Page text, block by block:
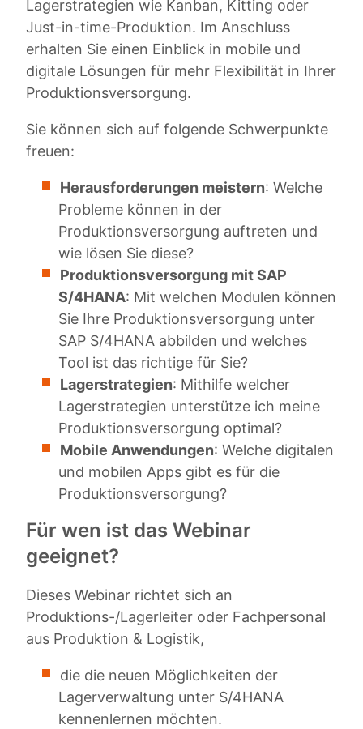
Lagerstrategien wie Kanban, Kitting oder
Just-in-time-Produktion. Im Anschluss
erhalten Sie einen Einblick in mobile und
digitale Lösungen für mehr Flexibilität in Ihrer
Produktionsversorgung.
Sie können sich auf folgende Schwerpunkte
freuen:
Herausforderungen meistern: Welche
Probleme können in der
Produktionsversorgung auftreten und
wie lösen Sie diese?
Produktionsversorgung mit SAP
S/4HANA: Mit welchen Modulen können
Sie Ihre Produktionsversorgung unter
SAP S/4HANA abbilden und welches
Tool ist das richtige für Sie?
Lagerstrategien: Mithilfe welcher
Lagerstrategien unterstütze ich meine
Produktionsversorgung optimal?
Mobile Anwendungen: Welche digitalen
und mobilen Apps gibt es für die
Produktionsversorgung?
Für wen ist das Webinar
geeignet?
Dieses Webinar richtet sich an
Produktions-/Lagerleiter oder Fachpersonal
aus Produktion & Logistik,
die die neuen Möglichkeiten der
Lagerverwaltung unter S/4HANA
kennenlernen möchten.